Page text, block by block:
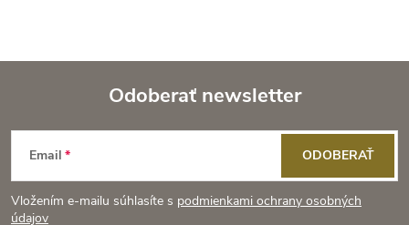
Z
á
Odoberať newsletter
Email
Vložením e-mailu súhlasíte s podmienkami ochrany osobných
údajov
ODOBERAŤ